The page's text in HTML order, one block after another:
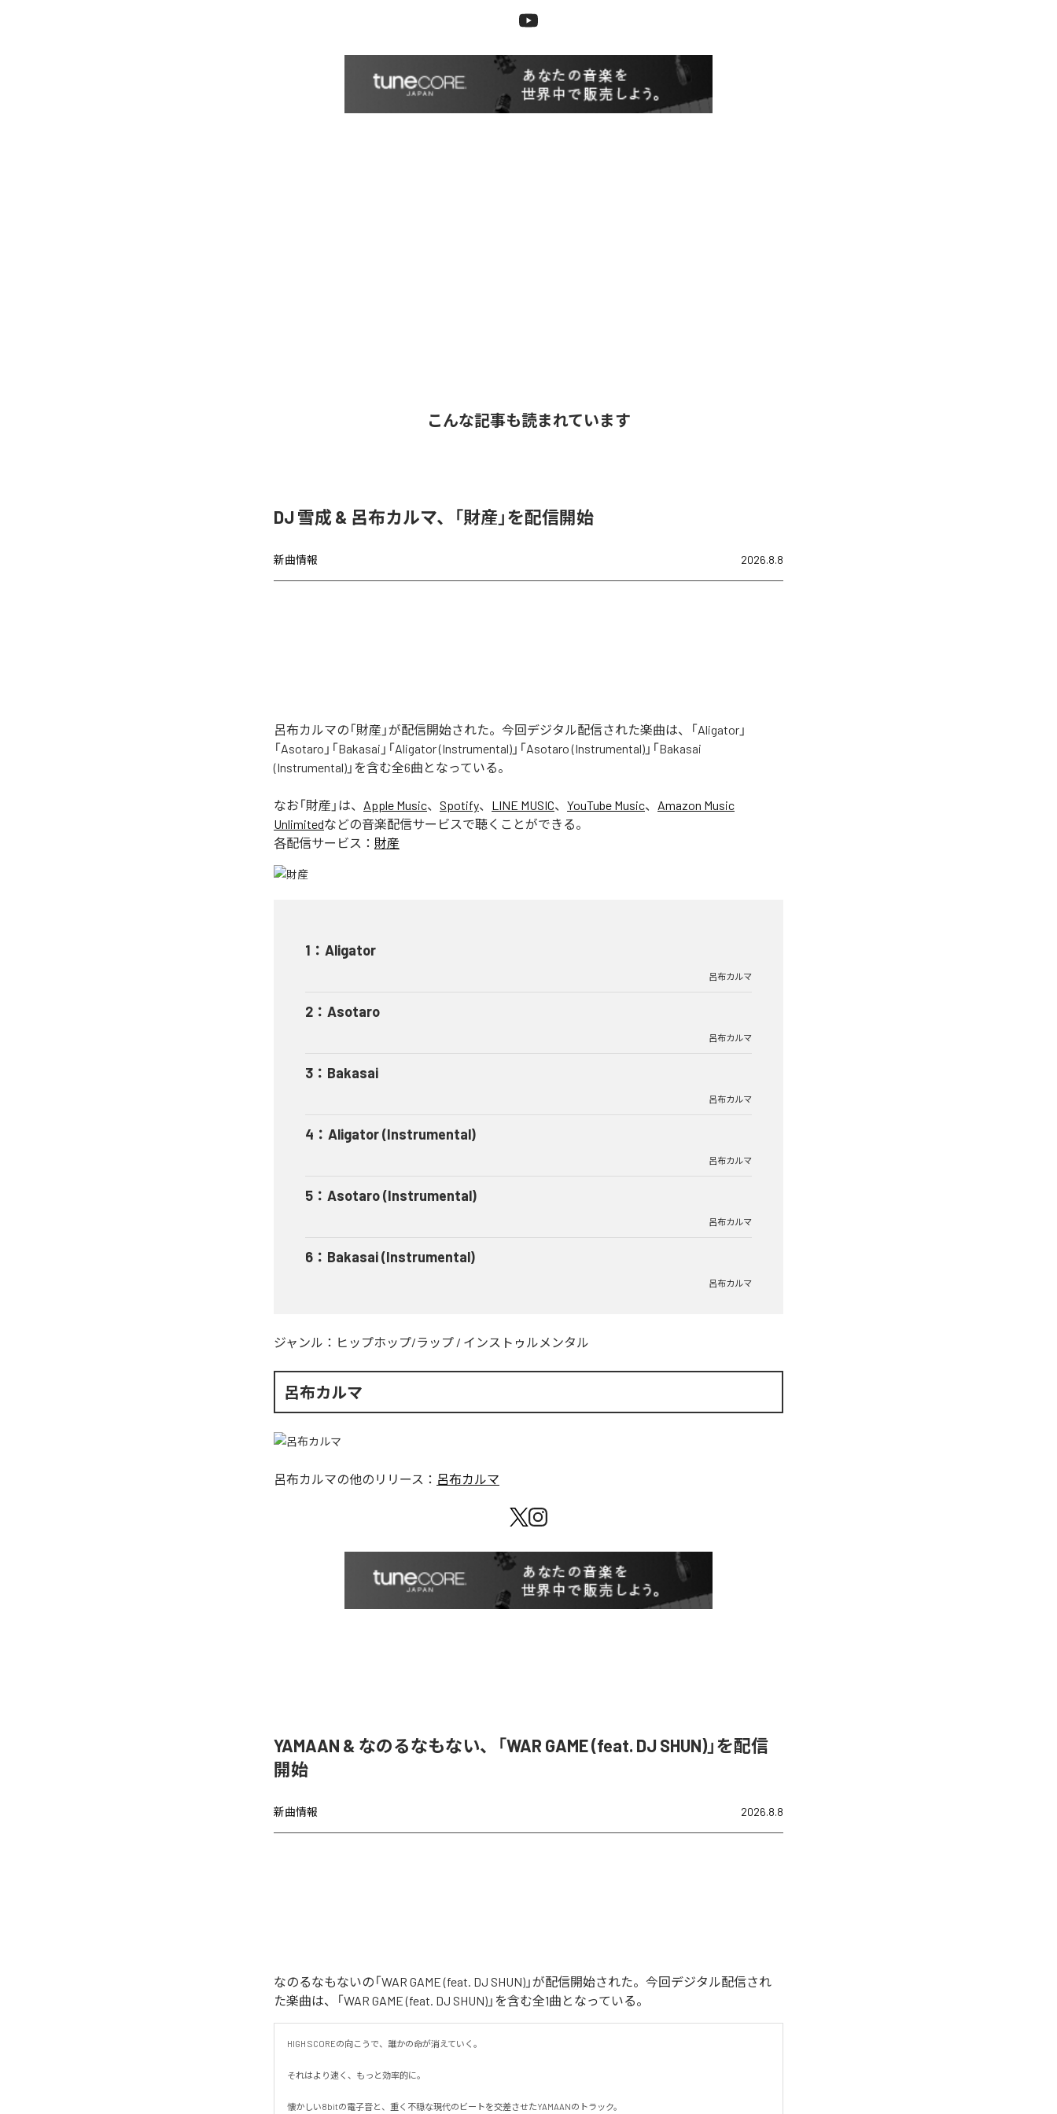
こんな記事も読まれています
DJ 雪成 & 呂布カルマ、「財産」を配信開始
新曲情報 2026.8.8
呂布カルマの「財産」が配信開始された。今回デジタル配信された楽曲は、「Aligator」
「Asotaro」「Bakasai」「Aligator (Instrumental)」「Asotaro (Instrumental)」「Bakasai
(Instrumental)」を含む全6曲となっている。
なお「財産 」は、 Apple Music、 Spotify、 LINE MUSIC、 YouTube Music、 Amazon Music
Unlimitedなどの音楽配信サービスで聴くことができる。
各配信サービス： 財産
1 ： Aligator
呂布カルマ
2 ： Asotaro
呂布カルマ
3 ： Bakasai
呂布カルマ
4 ： Aligator (Instrumental)
呂布カルマ
5 ： Asotaro (Instrumental)
呂布カルマ
6 ： Bakasai (Instrumental)
呂布カルマ
ジャンル： ヒップホップ/ラップ / インストゥルメンタル
呂布カルマ
呂布カルマの他のリリース： 呂布カルマ
YAMAAN & なのるなもない、「WAR GAME (feat. DJ SHUN)」を配信
開始
新曲情報 2026.8.8
なのるなもないの「WAR GAME (feat. DJ SHUN)」が配信開始された。今回デジタル配信され
た楽曲は、「WAR GAME (feat. DJ SHUN)」を含む全1曲となっている。
HIGH SCOREの向こうで、誰かの命が消えていく。
それはより速く、もっと効率的に。
懐かしい8bitの電子音と、重く不穏な現代のビートを交差させたYAMAANのトラック。